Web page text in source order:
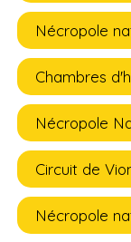
Nécropole
Chambres
Nécropole
Circuit de
Nécropole